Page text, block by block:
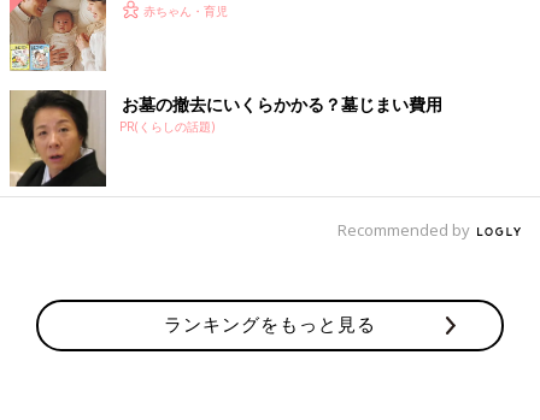
出典：Instagramアカウント「baby_chuncoro10」
baby_chuncoro10さんがニトリで購入したのは絵本棚。デザイン
赤ちゃん・育児
お墓の撤去にいくらかかる？墓じまい費用
PR(くらしの話題)
Recommended by
ランキングをもっと見る